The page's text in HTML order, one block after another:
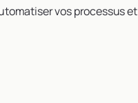
vos processus et